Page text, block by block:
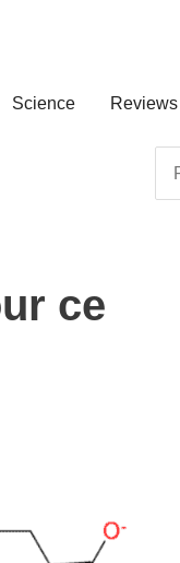
Science Reviews
for:
ce